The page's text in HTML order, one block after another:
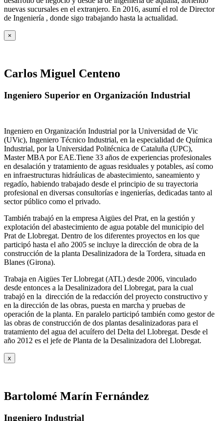
nuevas sucursales en el extranjero. En 2016, asumí el rol de Director
de Ingeniería , donde sigo trabajando hasta la actualidad.
×
Carlos Miguel Centeno
Ingeniero Superior en Organización Industrial
Ingeniero en Organización Industrial por la Universidad de Vic
(UVic), Ingeniero Técnico Industrial, en la especialidad de Química
Industrial, por la Universidad Politécnica de Cataluña (UPC),
Master MBA por EAE.Tiene 33 años de experiencias profesionales
en desalación y tratamiento de aguas residuales y potables, así como
en infraestructuras hidráulicas de abastecimiento, saneamiento y
regadío, habiendo trabajado desde el principio de su trayectoria
profesional en diversas consultorías e ingenierías, dedicadas tanto al
sector público como el privado.
También trabajó en la empresa Aigües del Prat, en la gestión y
explotación del abastecimiento de agua potable del municipio del
Prat de Llobregat. Dentro de los diferentes proyectos en los que
participó hasta el año 2005 se incluye la dirección de obra de la
construcción de la planta Desalinizadora de la Tordera, situada en
Blanes (Girona).
Trabaja en Aigües Ter Llobregat (ATL) desde 2006, vinculado
desde entonces a la Desalinizadora del Llobregat, para la cual
trabajó en la dirección de la redacción del proyecto constructivo y
en la dirección de las obras, puesta en marcha y pruebas de
operación de la planta. En paralelo participó también como gestor de
las obras de construcción de dos plantas desalinizadoras para el
tratamiento del agua del acuífero del Delta del Llobregat. Desde el
año 2012 es el jefe de Planta de la Desalinizadora del Llobregat.
x
Bartolomé Marín Fernández
Ingeniero Industrial